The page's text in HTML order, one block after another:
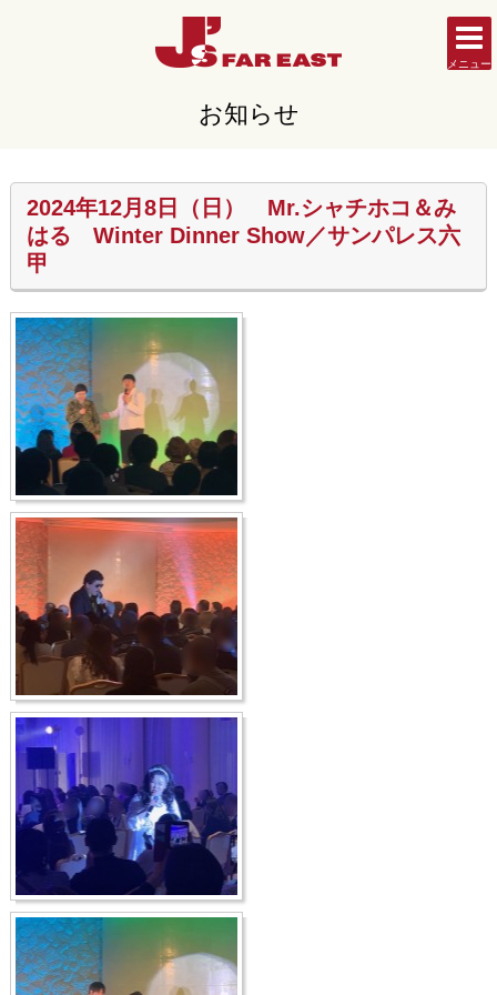
メニュー
お知らせ
2024年12月8日（日） Mr.シャチホコ＆み
はる Winter Dinner Show／サンパレス六
甲